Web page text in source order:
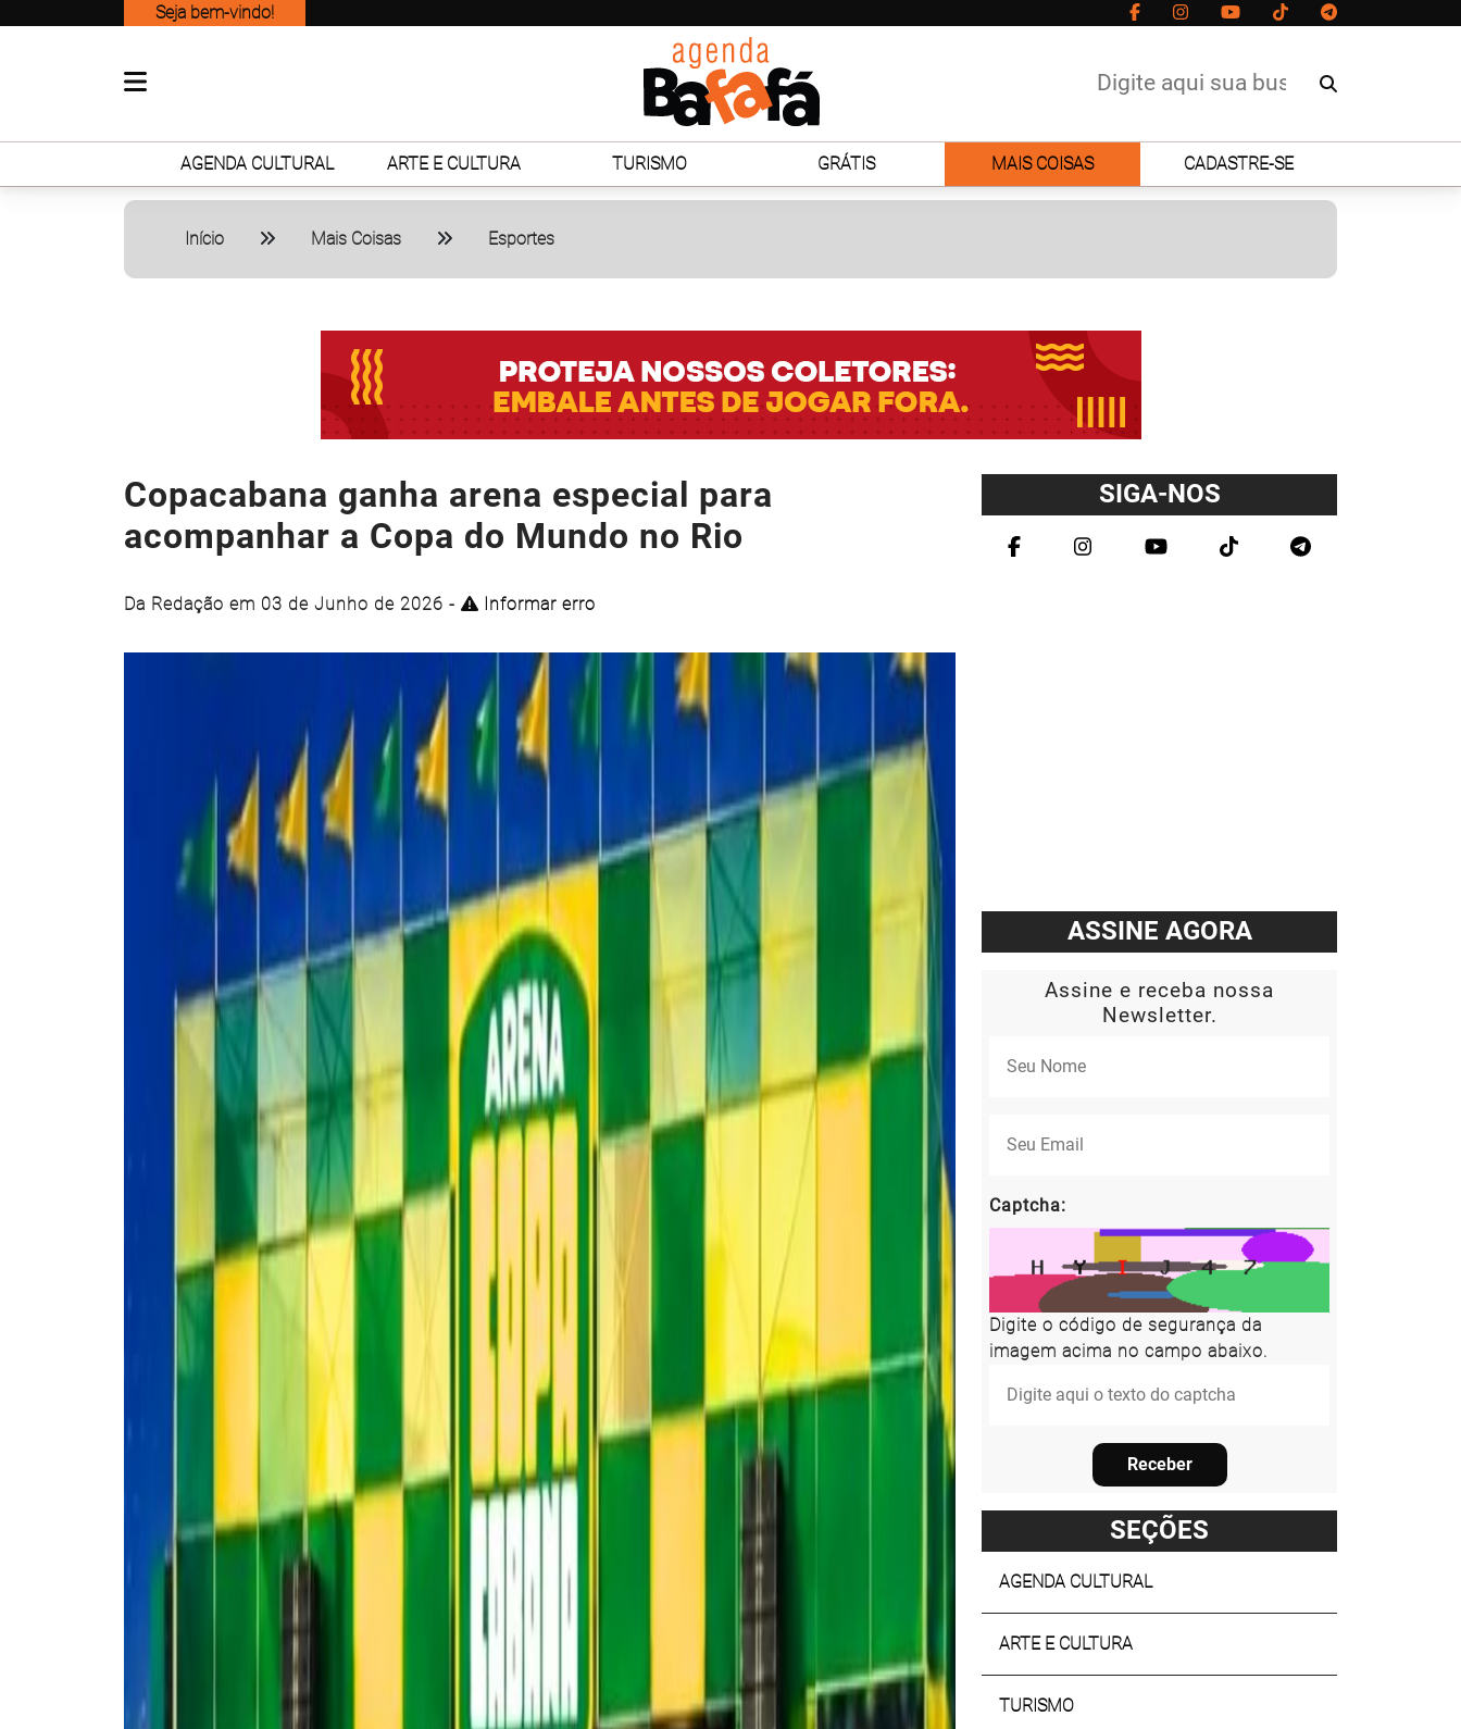
Seja bem-vindo!
AGENDA CULTURAL ARTE E CULTURA TURISMO GRÁTIS MAIS COISAS CADASTRE-SE
Início Mais Coisas Esportes
Copacabana ganha arena especial para
acompanhar a Copa do Mundo no Rio
Da Redação em 03 de Junho de 2026 - Informar erro
SIGA-NOS
ASSINE AGORA
Assine e receba nossa
Newsletter.
Captcha:
Digite o código de segurança da
imagem acima no campo abaixo.
Receber
SEÇÕES
AGENDA CULTURAL
ARTE E CULTURA
TURISMO